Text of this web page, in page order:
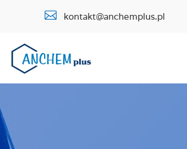
 kontakt@anchemplus.pl